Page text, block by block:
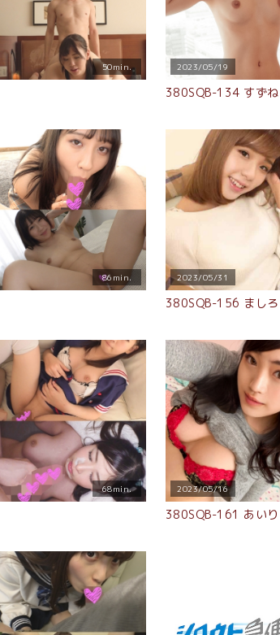
50min. 2023/05/19
380SQB-134 すずね
86min. 2023/05/31
380SQB-156 ましろ
68min. 2023/05/16
380SQB-161 あいり